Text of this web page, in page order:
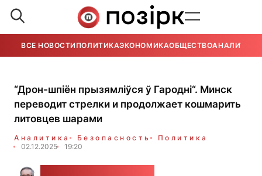
ВСЕ НОВОСТИ ПОЛИТИКАЭКОНОМИКАОБЩЕСТВОАНАЛИТИКА
“Дрон-шпіён прызямліўся ў Гародні“. Минск
переводит стрелки и продолжает кошмарить
литовцев шарами
Аналитика Безопасность
Политика
02.12.2025
19:20